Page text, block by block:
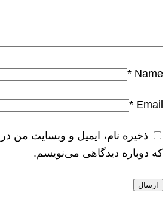
Name
*
Email
*
ذخیره نام، ایمیل و وبسایت من
که دوباره دیدگاهی می‌نویسم.